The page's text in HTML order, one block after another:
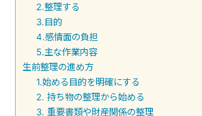
2.整理する
3.目的
4.感情面の負担
5.主な作業内容
生前整理の進め方
1.始める目的を明確にする
2. 持ち物の整理から始める
3. 重要書類や財産関係の整理